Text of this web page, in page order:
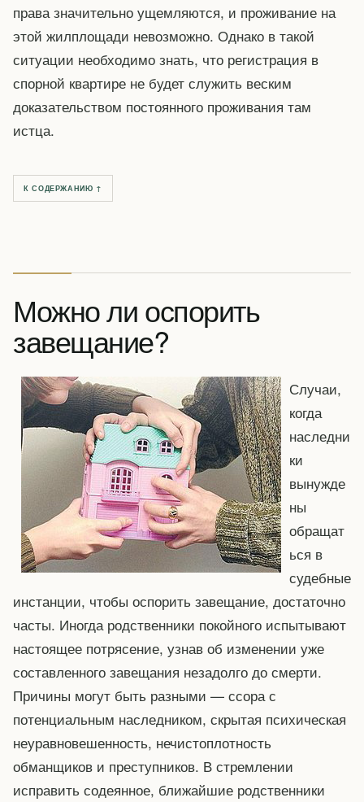
права значительно ущемляются, и проживание на
этой жилплощади невозможно. Однако в такой
ситуации необходимо знать, что регистрация в
спорной квартире не будет служить веским
доказательством постоянного проживания там
истца.
К СОДЕРЖАНИЮ ↑
Можно ли оспорить
завещание?
Случаи,
когда
наследни
ки
вынужде
ны
обращат
ься в
судебные
инстанции, чтобы оспорить завещание, достаточно
часты. Иногда родственники покойного испытывают
настоящее потрясение, узнав об изменении уже
составленного завещания незадолго до смерти.
Причины могут быть разными — ссора с
потенциальным наследником, скрытая психическая
неуравновешенность, нечистоплотность
обманщиков и преступников. В стремлении
исправить содеянное, ближайшие родственники